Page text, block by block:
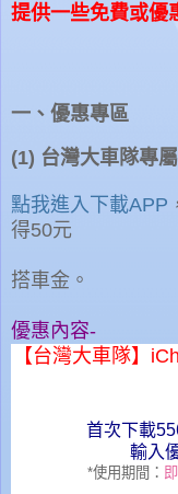
提供一些免費或優
一、優惠專區
(1) 台灣大車隊專
點我進入下載APP
得50元
搭車金。
優惠內容-
【台灣大車隊】
首次下載
輸入
*使用期間：